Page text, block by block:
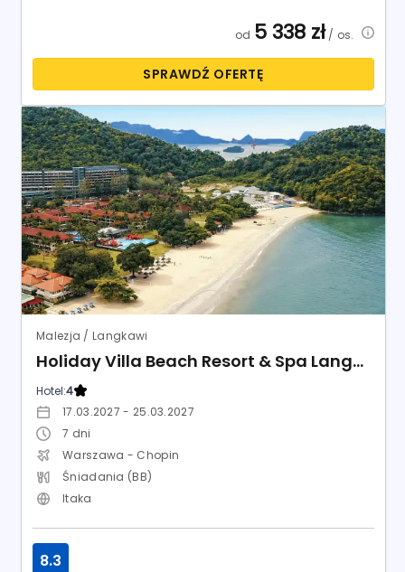
od 5 338 zł/ os.
SPRAWDŹ OFERTĘ
Malezja / Langkawi
Holiday Villa Beach Resort & Spa Langkawi
Hotel:4
17.03.2027 - 25.03.2027
7 dni
Warszawa - Chopin
Śniadania (BB)
Itaka
8.3